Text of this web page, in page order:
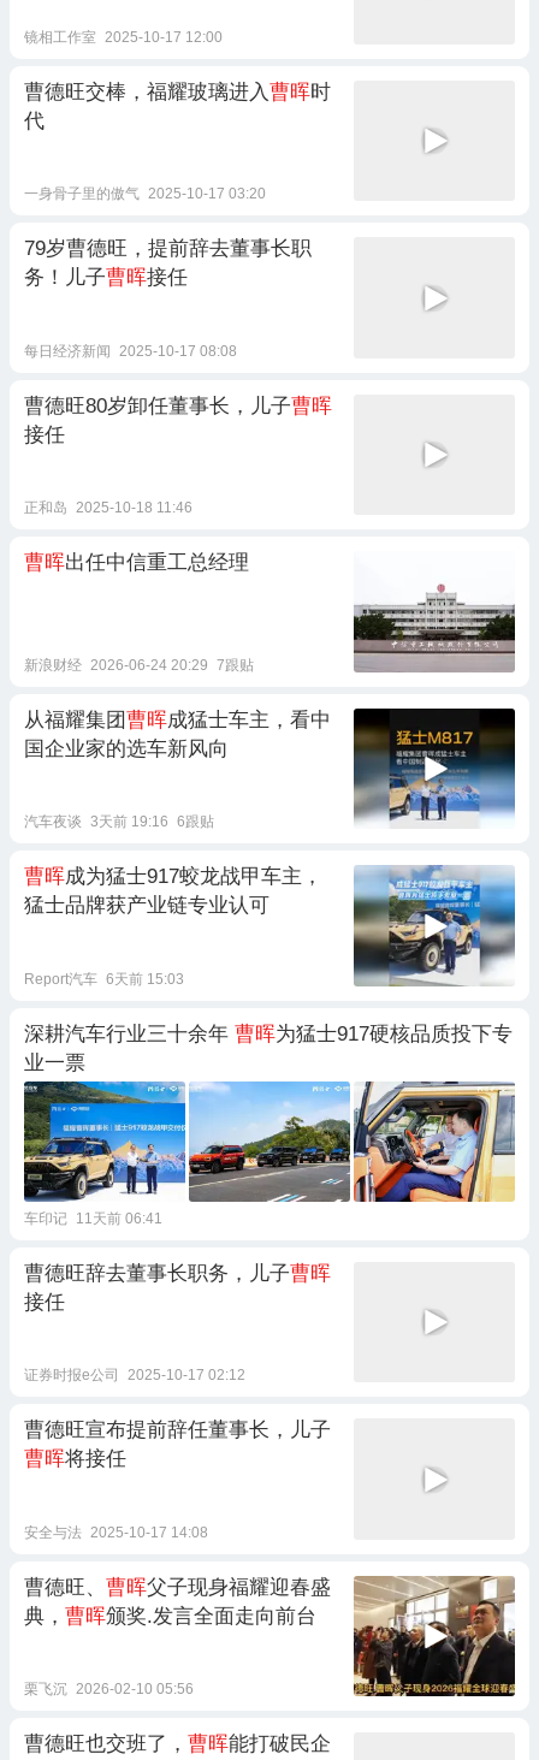
镜相工作室 2025-10-17 12:00
曹德旺交棒，福耀玻璃进入曹晖时
代
一身骨子里的傲气 2025-10-17 03:20
79岁曹德旺，提前辞去董事长职
务！儿子曹晖接任
每日经济新闻 2025-10-17 08:08
曹德旺80岁卸任董事长，儿子曹晖
接任
正和岛 2025-10-18 11:46
曹晖出任中信重工总经理
新浪财经 2026-06-24 20:29 7跟贴
从福耀集团曹晖成猛士车主，看中
国企业家的选车新风向
汽车夜谈 3天前 19:16 6跟贴
曹晖成为猛士917蛟龙战甲车主，
猛士品牌获产业链专业认可
Report汽车 6天前 15:03
深耕汽车行业三十余年 曹晖为猛士917硬核品质投下专
业一票
车印记 11天前 06:41
曹德旺辞去董事长职务，儿子曹晖
接任
证券时报e公司 2025-10-17 02:12
曹德旺宣布提前辞任董事长，儿子
曹晖将接任
安全与法 2025-10-17 14:08
曹德旺、 曹晖父子现身福耀迎春盛
典， 曹晖颁奖.发言全面走向前台
栗飞沉 2026-02-10 05:56
曹德旺也交班了， 曹晖能打破民企